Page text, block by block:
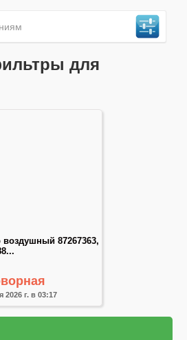
для
2026 г. в 03:17
воздушный 87267363,